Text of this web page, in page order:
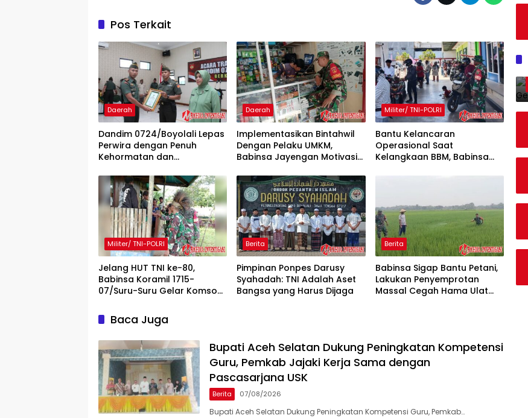
Pos Terkait
Daerah
Dandim 0724/Boyolali Lepas
Perwira dengan Penuh
Kehormatan dan
Daerah
Implementasikan Bintahwil
Dengan Pelaku UMKM,
Babinsa Jayengan Motivasi
Militer/ TNI-POLRI
Bantu Kelancaran
Operasional Saat
Kelangkaan BBM, Babinsa
Militer/ TNI-POLRI
Jelang HUT TNI ke-80,
Babinsa Koramil 1715-
07/Suru-Suru Gelar Komsos
Berita
Pimpinan Ponpes Darusy
Syahadah: TNI Adalah Aset
Bangsa yang Harus Dijaga
Berita
Babinsa Sigap Bantu Petani,
Lakukan Penyemprotan
Massal Cegah Hama Ulat
Baca Juga
Bupati Aceh Selatan Dukung Peningkatan Kompetensi
Guru, Pemkab Jajaki Kerja Sama dengan
Pascasarjana USK
Berita 07/08/2026
Bupati Aceh Selatan Dukung Peningkatan Kompetensi Guru, Pemkab…